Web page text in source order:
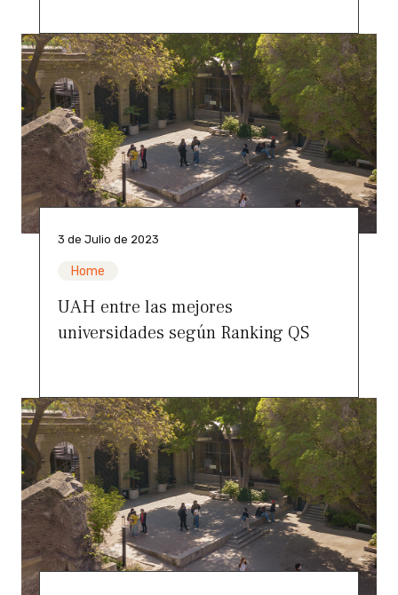
3 de Julio de 2023
Home
UAH entre las mejores
universidades según Ranking QS